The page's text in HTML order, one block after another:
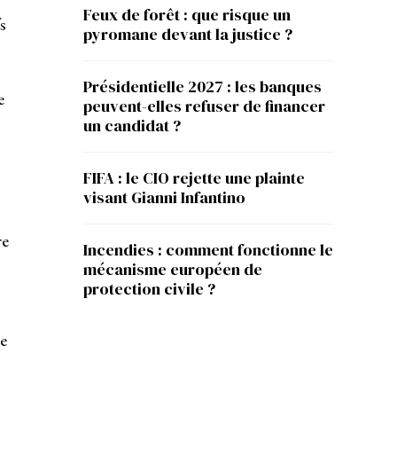
Feux de forêt : que risque un
pyromane devant la justice ?
Présidentielle 2027 : les banques
peuvent-elles refuser de financer
un candidat ?
FIFA : le CIO rejette une plainte
visant Gianni Infantino
Incendies : comment fonctionne le
mécanisme européen de
protection civile ?